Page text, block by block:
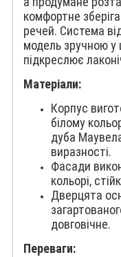
комфортне
речей. Система
модель зручною у
підкреслює
Матеріали:
Корпус
білому
дуба
виразності.
Фасади
кольорі,
Дверцята
довговічне.
Переваги: